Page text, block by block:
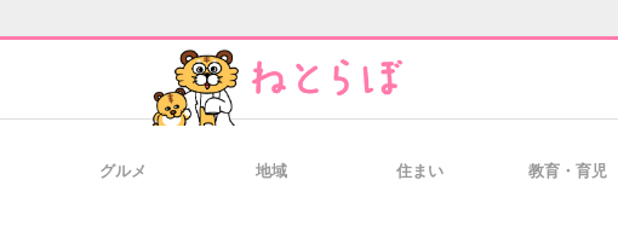
グルメ 地域 住まい 教育・育児